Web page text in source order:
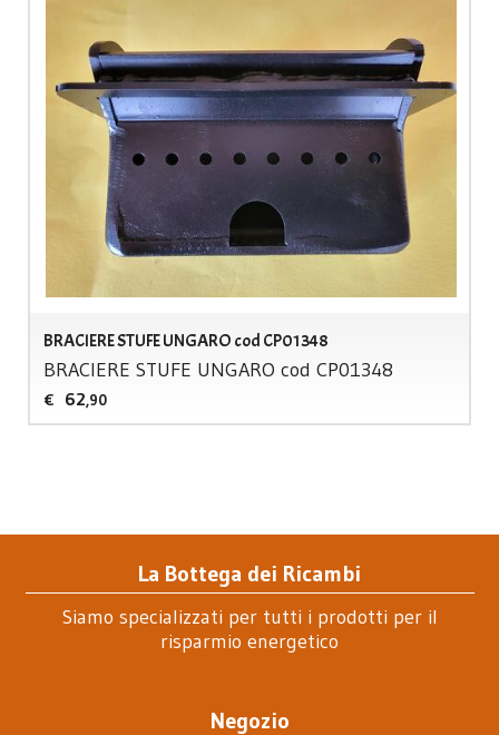
BRACIERE STUFE UNGARO cod CP01348
BRACIERE STUFE UNGARO cod CP01348
€ 62,90
La Bottega dei Ricambi
Siamo specializzati per tutti i prodotti per il
risparmio energetico
Negozio